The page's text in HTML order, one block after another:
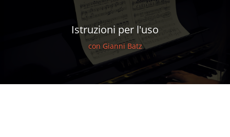
Istruzioni per l'uso
con Gianni Batz